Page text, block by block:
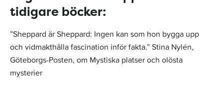
tidigare böcker:
”Sheppard är Sheppard: Ingen kan som hon bygga upp
och vidmakthålla fascination inför fakta.” Stina Nylén,
Göteborgs-Posten, om Mystiska platser och olösta
mysterier